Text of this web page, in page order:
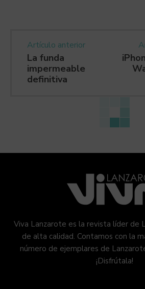
Artículo anterior
La funda
impermeable
definitiva
Viva Lanzarote es la revista líder de
de alta calidad. Contamos con la
número de ejemplares de
¡Disfrútala!